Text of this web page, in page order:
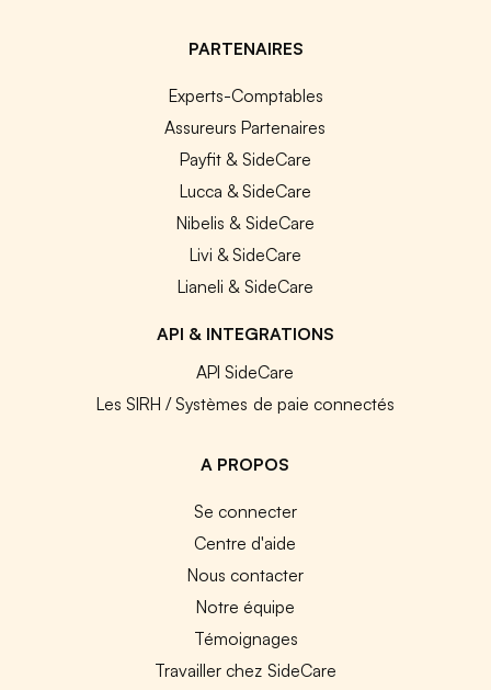
PARTENAIRES
Experts-Comptables
Assureurs Partenaires
Payfit & SideCare
Lucca & SideCare
Nibelis & SideCare
Livi & SideCare
Lianeli & SideCare
API & INTEGRATIONS
API SideCare
Les SIRH / Systèmes de paie connectés
A PROPOS
Se connecter
Centre d'aide
Nous contacter
Notre équipe
Témoignages
Travailler chez SideCare